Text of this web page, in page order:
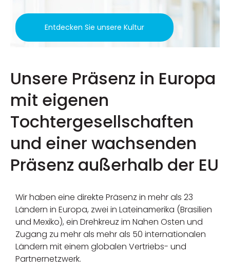
Entdecken Sie unsere Kultur
Unsere Präsenz in Europa
mit eigenen
Tochtergesellschaften
und einer wachsenden
Präsenz außerhalb der EU
Wir haben eine direkte Präsenz in mehr als 23
Ländern in Europa, zwei in Lateinamerika (Brasilien
und Mexiko), ein Drehkreuz im Nahen Osten und
Zugang zu mehr als mehr als 50 internationalen
Ländern mit einem globalen Vertriebs- und
Partnernetzwerk.